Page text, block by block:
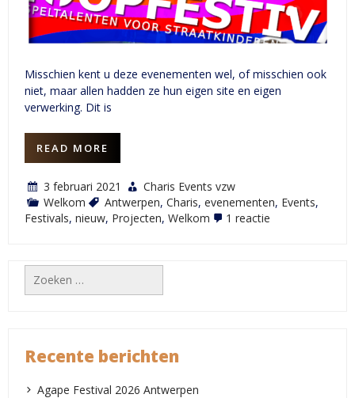
Misschien kent u deze evenementen wel, of misschien ook
niet, maar allen hadden ze hun eigen site en eigen
verwerking. Dit is
READ MORE
3 februari 2021
Charis Events vzw
Welkom
Antwerpen, Charis, evenementen, Events,
Festivals, nieuw, Projecten, Welkom 1 reactie
Zoeken
naar:
Recente berichten
Agape Festival 2026 Antwerpen